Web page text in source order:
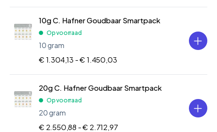
10g C. Hafner Goudbaar Smartpack
Op voorraad
10 gram
€ 1.304,13 -€ 1.450,03
20g C. Hafner Goudbaar Smartpack
Op voorraad
20 gram
€ 2.550,88 -€ 2.712,97